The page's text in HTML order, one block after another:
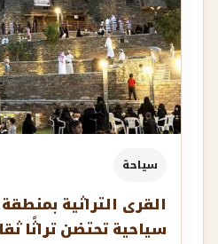
سياحة
القرى التراثية
سياحية تحتضن تراثًا